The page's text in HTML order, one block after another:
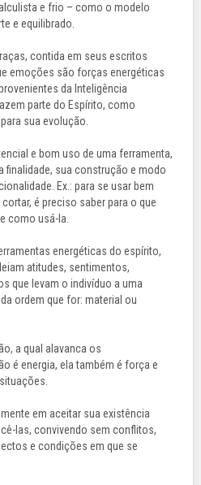
e frio – como o modelo
e equilibrado.
contida em seus escritos
emoções são forças energéticas
da Inteligência
parte do Espírito, como
sua evolução.
e bom uso de uma ferramenta,
finalidade, sua construção e modo
Ex.: para se usar bem
é preciso saber para o que
como usá-la.
energéticas do espírito,
atitudes, sentimentos,
que levam o indivíduo a uma
ordem que for: material ou
a qual alavanca os
é energia, ela também é força e
em aceitar sua existência
las, convivendo sem conflitos,
e condições em que se